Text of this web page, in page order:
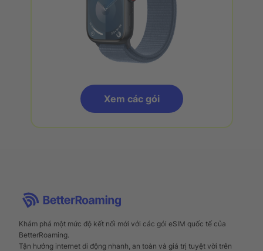
Xem các gói
Khám phá một mức độ kết nối mới với các gói eSIM quốc tế của
BetterRoaming.
Tận hưởng internet di động nhanh, an toàn và giá trị tuyệt vời trên